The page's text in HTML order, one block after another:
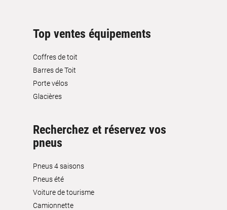
Top ventes équipements
Coffres de toit
Barres de Toit
Porte vélos
Glacières
Recherchez et réservez vos
pneus
Pneus 4 saisons
Pneus été
Voiture de tourisme
Camionnette